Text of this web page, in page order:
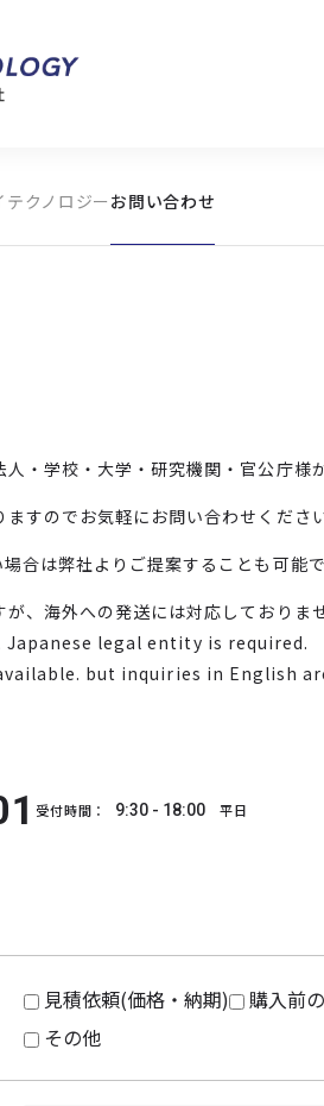
ら探す
す
クノロジー お問い合わせ
・学校・大学・研究機関・官公庁様
すのでお気軽にお問い合わせください
合は弊社よりご提案することも可能
、海外への発送には対応しておりませ
legal entity is required.
but inquiries in English
受付時間： 9:30 - 18:00 平日
見積依頼(価格・納期) 購入前
その他